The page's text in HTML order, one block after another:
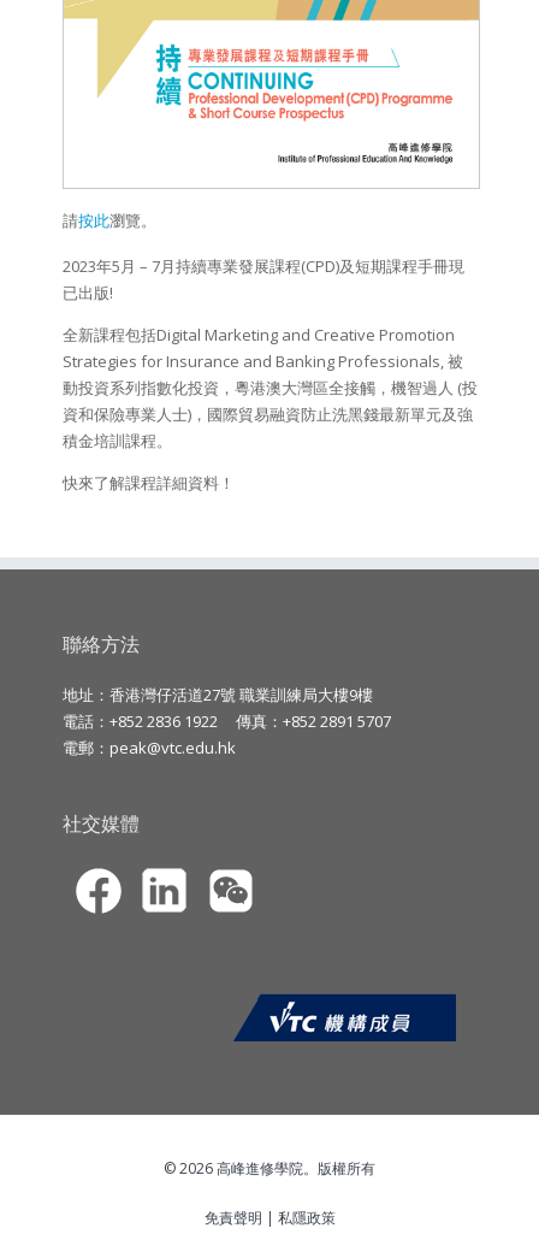
請按此瀏覽。
2023年5月 – 7月持續專業發展課程(CPD)及短期課程手冊現
已出版!
全新課程包括Digital Marketing and Creative Promotion
Strategies for Insurance and Banking Professionals, 被
動投資系列指數化投資，粵港澳大灣區全接觸，機智過人 (投
資和保險專業人士)，國際貿易融資防止洗黑錢最新單元及強
積金培訓課程。
快來了解課程詳細資料！
聯絡方法
地址：香港灣仔活道27號 職業訓練局大樓9樓
電話：+852 2836 1922
傳真：+852 2891 5707
電郵： peak@vtc.edu.hk
社交媒體
© 2026 高峰進修學院。版權所有
免責聲明 | 私隱政策